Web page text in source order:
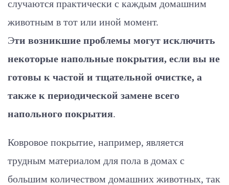
случаются практически с каждым домашним
животным в тот или иной момент.
Эти возникшие проблемы могут исключить
некоторые напольные покрытия, если вы не
готовы к частой и тщательной очистке, а
также к периодической замене всего
напольного покрытия.
Ковровое покрытие, например, является
трудным материалом для пола в домах с
большим количеством домашних животных, так